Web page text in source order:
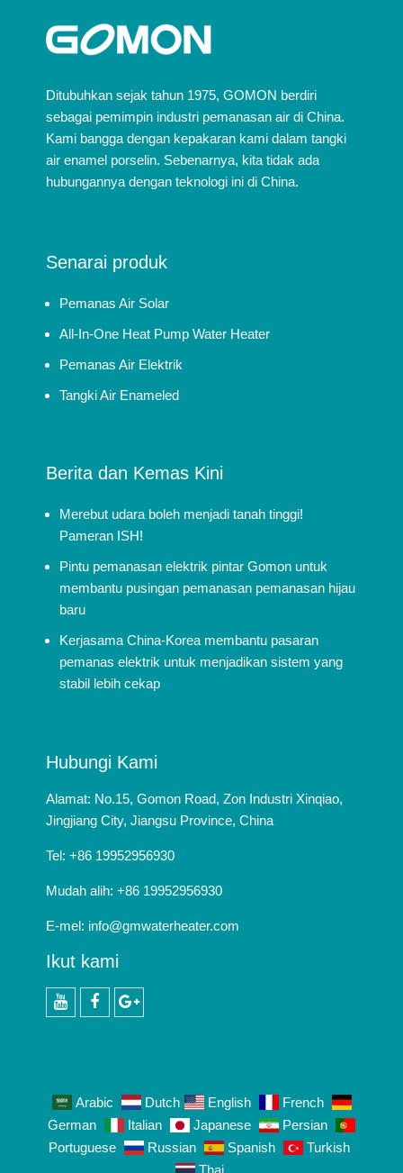
Ditubuhkan sejak tahun 1975, GOMON berdiri
sebagai pemimpin industri pemanasan air di China.
Kami bangga dengan kepakaran kami dalam tangki
air enamel porselin. Sebenarnya, kita tidak ada
hubungannya dengan teknologi ini di China.
Senarai produk
Pemanas Air Solar
All-In-One Heat Pump Water Heater
Pemanas Air Elektrik
Tangki Air Enameled
Berita dan Kemas Kini
Merebut udara boleh menjadi tanah tinggi!
Pameran ISH!
Pintu pemanasan elektrik pintar Gomon untuk
membantu pusingan pemanasan pemanasan hijau
baru
Kerjasama China-Korea membantu pasaran
pemanas elektrik untuk menjadikan sistem yang
stabil lebih cekap
Hubungi Kami
Alamat: No.15, Gomon Road, Zon Industri Xinqiao,
Jingjiang City, Jiangsu Province, China
Tel: +86 19952956930
Mudah alih: +86 19952956930
E-mel: info@gmwaterheater.com
Ikut kami
Arabic Dutch English
French
German
Italian Japanese
Persian
Portuguese
Russian Spanish
Turkish
Thai